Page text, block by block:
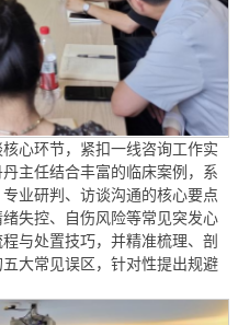
心环节，紧扣一线咨询工作实
主任结合丰富的临床案例，系
业研判、访谈沟通的核心要点
失控、自伤风险等常见突发心
与处置技巧，并精准梳理、剖
大常见误区，针对性提出规避